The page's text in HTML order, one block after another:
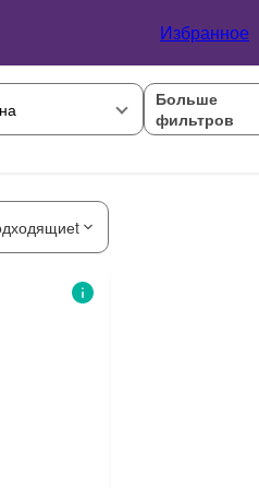
Избранное
Больше
фильтров